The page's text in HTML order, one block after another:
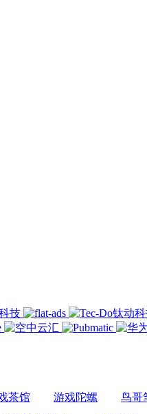
茶馆 游戏陀螺 鸟哥